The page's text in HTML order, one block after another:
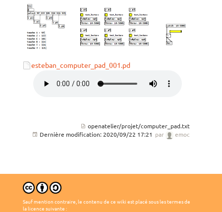
esteban_computer_pad_001.pd
openatelier/projet/computer_pad.txt
Dernière modification: 2020/09/22 17:21 par emoc
Sauf mention contraire, le contenu de ce wiki est placé sous les termes de
la licence suivante :